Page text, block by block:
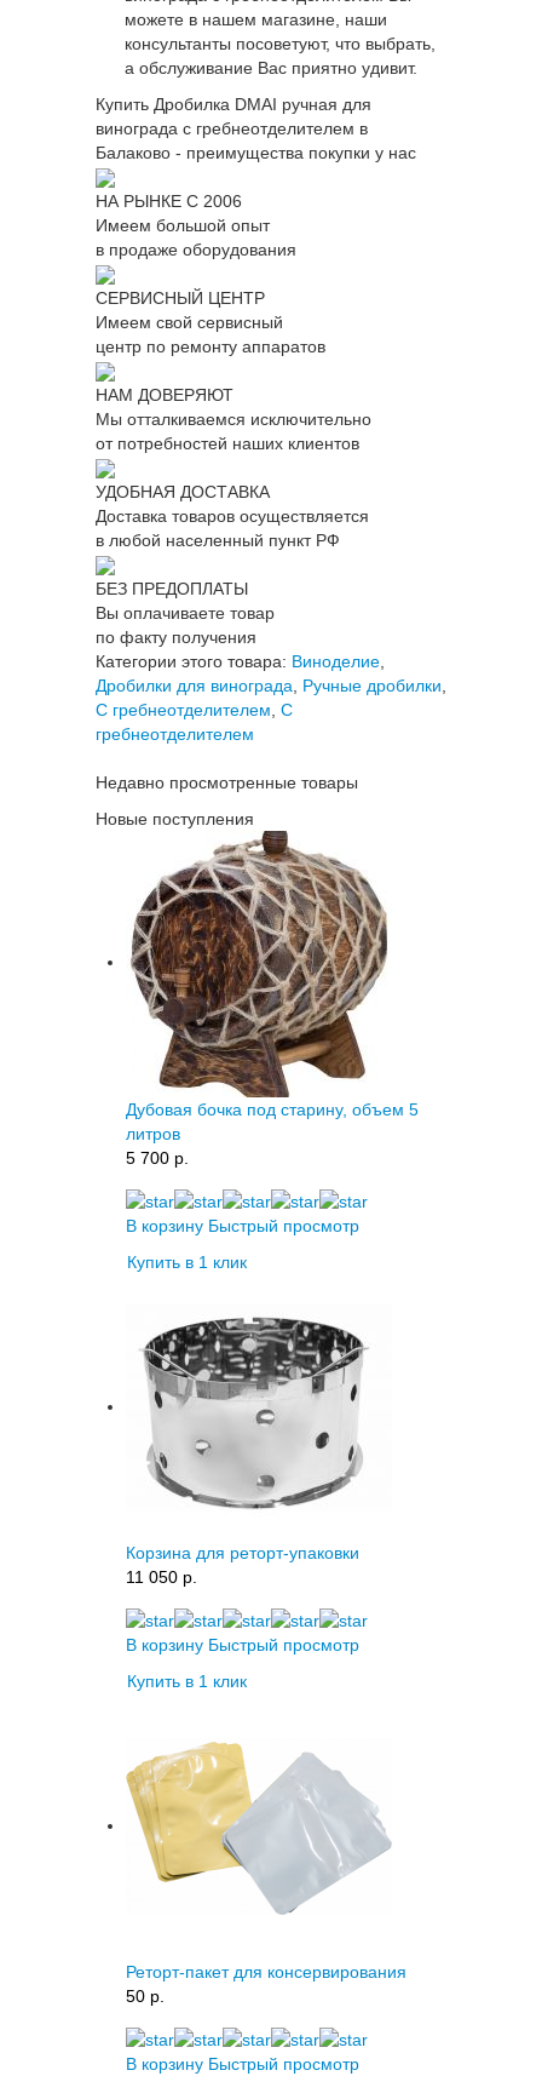
можете в нашем магазине, наши
консультанты посоветуют, что выбрать,
а обслуживание Вас приятно удивит.
Купить Дробилка DMAI ручная для
винограда с гребнеотделителем в
Балаково - преимущества покупки у нас
НА РЫНКЕ С 2006
Имеем большой опыт
в продаже оборудования
СЕРВИСНЫЙ ЦЕНТР
Имеем свой сервисный
центр по ремонту аппаратов
НАМ ДОВЕРЯЮТ
Мы отталкиваемся исключительно
от потребностей наших клиентов
УДОБНАЯ ДОСТАВКА
Доставка товаров осуществляется
в любой населенный пункт РФ
БЕЗ ПРЕДОПЛАТЫ
Вы оплачиваете товар
по факту получения
Категории этого товара: Виноделие
Дробилки для винограда
Ручные дробилки
С гребнеотделителем С
гребнеотделителем
Недавно просмотренные товары
Новые поступления
Дубовая бочка под старину, объем 5
литров
5 700 p.
В корзину Быстрый просмотр
Купить в 1 клик
Корзина для реторт-упаковки
11 050 p.
В корзину Быстрый просмотр
Купить в 1 клик
Реторт-пакет для консервирования
50 p.
В корзину Быстрый просмотр